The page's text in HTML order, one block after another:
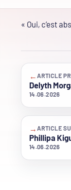
« Oui, c’est
←ARTICLE
Delyth
14.06.2026
→ARTICLE
Phillipa
14.06.2026